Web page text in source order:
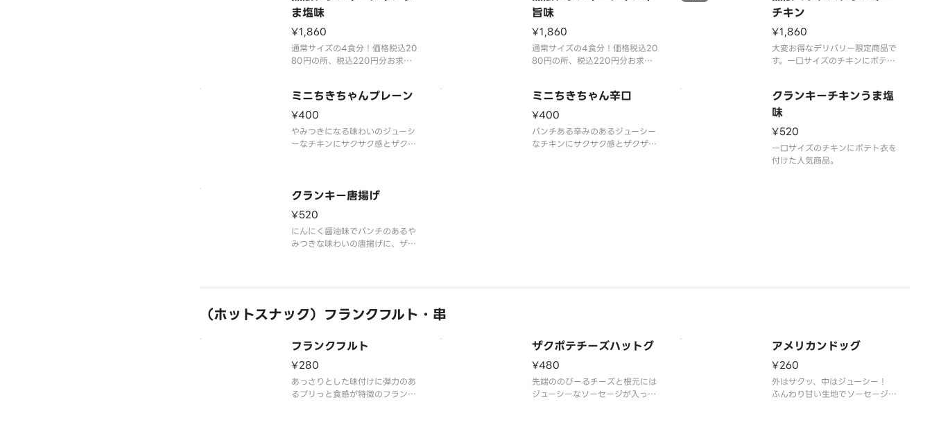
けとなっています。
ま塩味
¥1,860
通常サイズの4食分！価格税込20
80円の所、税込220円分お求め
一口サイズのチキンにポテト衣を
付けた人気商品。
旨味
¥1,860
通常サイズの4食分！価格税込20
80円の所、税込220円分お求め
世界一辛い唐辛子として認定され
た「ブート・ジョロキア」を原料
に使用しました。すっきりとした
辛さが特長で、辛い物好きの方に
も指示される味付けとな
チキン
¥1,860
大変お得なデリバリー限定商品で
す。一口サイズのチキンにポテト
ミニちきちゃんプレーン
¥400
やみつきになる味わいのジューシ
ーなチキンにサクサク感とザクザ
ミニちきちゃん辛口
¥400
パンチある辛みのあるジューシー
なチキンにサクサク感とザクザク
クランキーチキンうま塩
味
¥520
一口サイズのチキンにポテト衣を
付けた人気商品。
クランキー唐揚げ
¥520
にんにく醤油味でパンチのあるや
みつきな味わいの唐揚げに、ザク
（ホットスナック）フランクフルト・串
フランクフルト
¥280
あっさりとした味付けに弾力のあ
るプリっと食感が特徴のフランク
ザクポテチーズハットグ
¥480
先端ののびーるチーズと根元には
ジューシーなソーセージが入って
アメリカンドッグ
¥260
外はサクッ、中はジューシー！
ふんわり甘い生地でソーセージを